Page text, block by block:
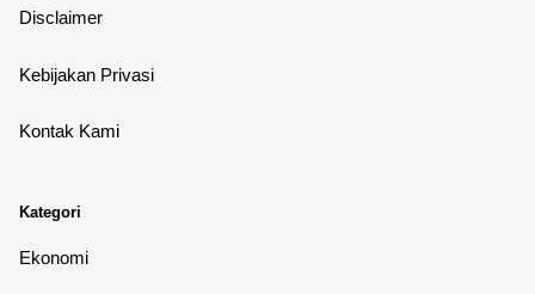
Disclaimer
Kebijakan Privasi
Kontak Kami
Kategori
Ekonomi